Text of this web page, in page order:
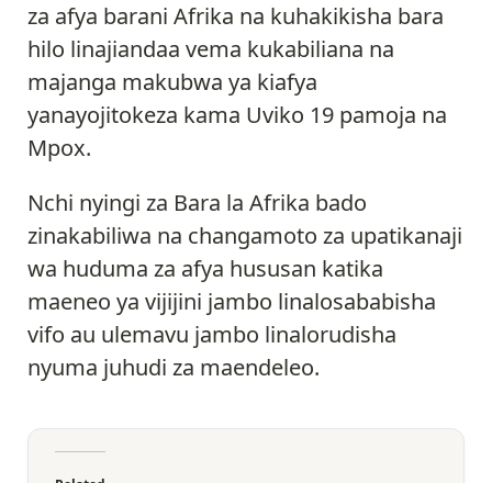
za afya barani Afrika na kuhakikisha bara
hilo linajiandaa vema kukabiliana na
majanga makubwa ya kiafya
yanayojitokeza kama Uviko 19 pamoja na
Mpox.
Nchi nyingi za Bara la Afrika bado
zinakabiliwa na changamoto za upatikanaji
wa huduma za afya hususan katika
maeneo ya vijijini jambo linalosababisha
vifo au ulemavu jambo linalorudisha
nyuma juhudi za maendeleo.